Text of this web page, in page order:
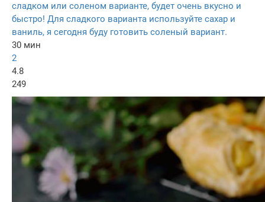
сладком или соленом варианте, будет очень вкусно и
быстро! Для сладкого варианта используйте сахар и
ваниль, я сегодня буду готовить соленый вариант.
30 мин
2
4.8
249